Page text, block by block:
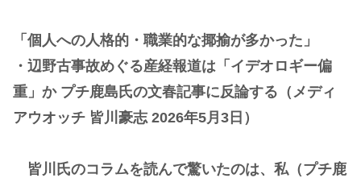
「個人への人格的・職業的な揶揄が多かった」
・辺野古事故めぐる産経報道は「イデオロギー偏
重」か プチ鹿島氏の文春記事に反論する（メディ
アウオッチ 皆川豪志 2026年5月3日）
皆川氏のコラムを読んで驚いたのは、私（プチ鹿